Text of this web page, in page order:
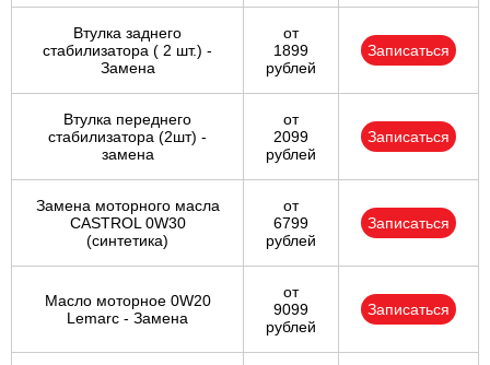
Втулка заднего
стабилизатора ( 2 шт.) -
Замена
от
1899
рублей
Записаться
Втулка переднего
стабилизатора (2шт) -
замена
от
2099
рублей
Записаться
Замена моторного масла
CASTROL 0W30
(синтетика)
от
6799
рублей
Записаться
Масло моторное 0W20
Lemarc - Замена
от
9099
рублей
Записаться